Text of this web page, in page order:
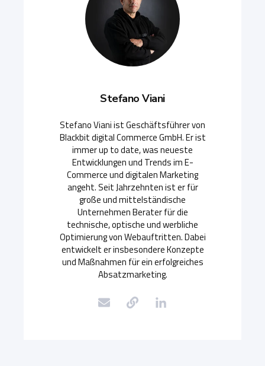
Stefano Viani
Stefano Viani ist Geschäftsführer von
Blackbit digital Commerce GmbH. Er ist
immer up to date, was neueste
Entwicklungen und Trends im E-
Commerce und digitalen Marketing
angeht. Seit Jahrzehnten ist er für
große und mittelständische
Unternehmen Berater für die
technische, optische und werbliche
Optimierung von Webauftritten. Dabei
entwickelt er insbesondere Konzepte
und Maßnahmen für ein erfolgreiches
Absatzmarketing.